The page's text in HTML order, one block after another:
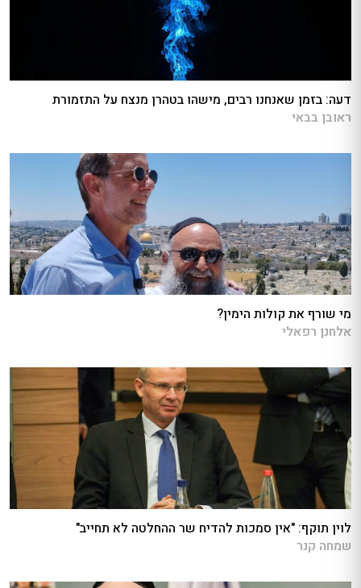
דעה: בזמן שאנחנו רבים, מישהו בטהרן מנצח על התזמורת
ראובן בבאי
מי שורף את קולות הימין?
אלחנן רפאלי
לוין תוקף: "אין סמכות להדיח שר ההחלטה לא תחייב"
שמחה קנר